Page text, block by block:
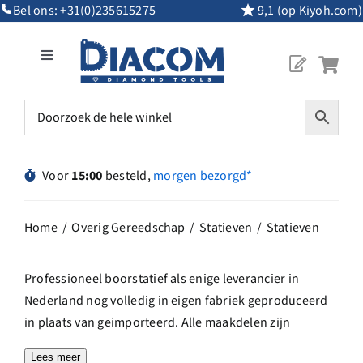
GaBel ons:+31(0)235615275 9,1 (op Kiyoh.com)
Toggle
Navigation
Mijn Account
Maatwerk
Voor15:00 besteld,morgen bezorgd*
Home Overig Gereedschap Statieven Statieven
Professioneel boorstatief als enige leverancier in
Nederland nog volledig in eigen fabriek geproduceerd
in plaats van geimporteerd. Alle maakdelen zijn
gemaakt met professionele CNC draai-en
Lees meer